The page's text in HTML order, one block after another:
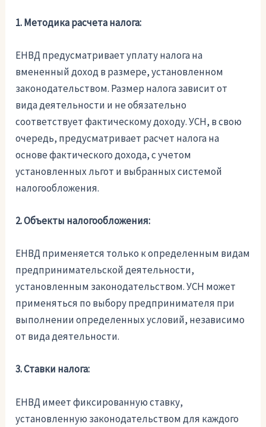
1. Методика расчета налога:
ЕНВД предусматривает уплату налога на
вмененный доход в размере, установленном
законодательством. Размер налога зависит от
вида деятельности и не обязательно
соответствует фактическому доходу. УСН, в свою
очередь, предусматривает расчет налога на
основе фактического дохода, с учетом
установленных льгот и выбранных системой
налогообложения.
2. Объекты налогообложения:
ЕНВД применяется только к определенным видам
предпринимательской деятельности,
установленным законодательством. УСН может
применяться по выбору предпринимателя при
выполнении определенных условий, независимо
от вида деятельности.
3. Ставки налога:
ЕНВД имеет фиксированную ставку,
установленную законодательством для каждого